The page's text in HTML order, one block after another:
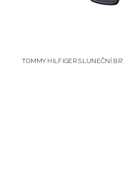
TOMMY HILFIGER SLUNEČNÍ